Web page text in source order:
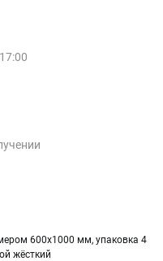
600х1000 мм, упаковка 4
жёсткий